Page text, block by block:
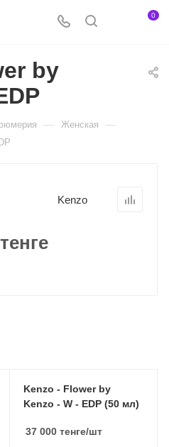
0
by
— Женская —
Kenzo
Kenzo - Flower by
Kenzo - W - EDP (50 мл)
37 000 тенге/шт